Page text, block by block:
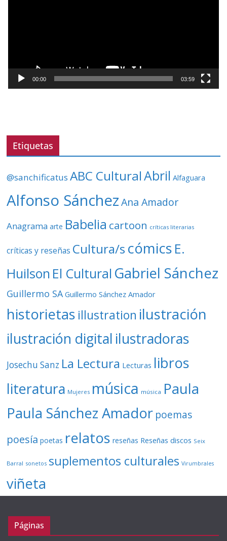
o
í
e
00:00 03:59
Etiquetas
@sanchificatus ABC CulturalAbril Alfaguara
Alfonso Sánchez Ana Amador
Anagrama arte Babelia cartoon críticas literarias
críticas y reseñas Cultura/s cómics E.
Huilson El Cultural Gabriel Sánchez
Guillermo SA Guillermo Sánchez Amador
historietas illustration ilustración
ilustración digital ilustradoras
Josechu Sanz La Lectura Lecturas libros
literatura Mujeres música música Paula
Paula Sánchez Amador poemas
poesía poetas relatos reseñas Reseñas discos Seix
Barral sonetos suplementos culturales Virumbrales
viñeta
Páginas